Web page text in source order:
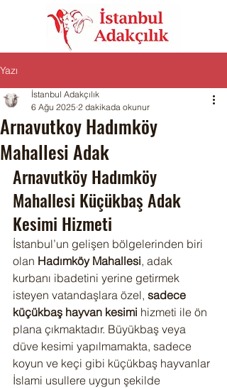
Yazı
Arnavutkoy Hadımköy
Mahallesi Adak
İstanbul Adakçılık
6 Ağu 2025 2 dakikada okunur
Arnavutköy Hadımköy
Mahallesi Küçükbaş Adak
Kesimi Hizmeti
İstanbul’un gelişen bölgelerinden biri
olan Hadımköy Mahallesi, adak
kurbanı ibadetini yerine getirmek
isteyen vatandaşlara özel, sadece
küçükbaş hayvan kesimi hizmeti ile ön
plana çıkmaktadır. Büyükbaş veya
düve kesimi yapılmamakta, sadece
koyun ve keçi gibi küçükbaş hayvanlar
İslami usullere uygun şekilde